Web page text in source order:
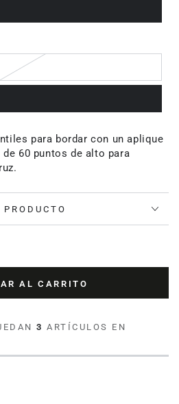
para bordar con un aplique
60 puntos de alto para
AL CARRITO
3 ARTÍCULOS EN